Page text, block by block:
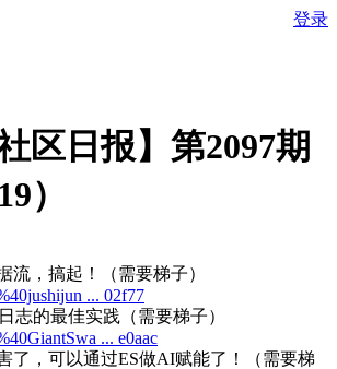
登录
区日报】第2097期
）
流，搞起！（需要梯子）
... 02f77
志的最佳实践（需要梯子）
... e0aac
了，可以通过ES做AI赋能了！（需要梯